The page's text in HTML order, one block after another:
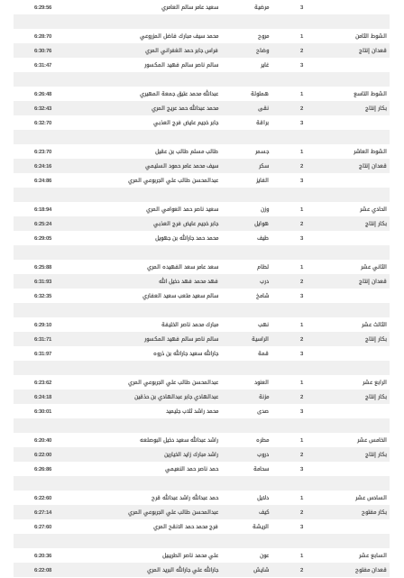
3
مرضية سعيد عامر سالم العامري 6:29:56
الشوط الثامن 1 مروح محمد سيف مبارك فاضل المزروعي
6:28:70
قعدان إنتاج
2 وضاح فراس جابر حمد الغفراني المري
6:30:76
3
غاير سالم ناصر سالم فهيد المكسور 6:31:47
الشوط التاسع 1 هملولة عبدالله محمد عتيق جمعة المهيري
6:26:48
بكار إنتاج
2 نقى محمد عبدالله حمد عريج المري
6:32:43
3
براقة جابر خجيم عايض فرج العذبي 6:32:70
الشوط العاشر 1 جسمر طالب مسلم طالب بن عقيل
6:23:70
قعدان إنتاج
2 سكر سيف محمد عامر حمود السليمي
6:24:16
3
الفايز عبدالمحسن طالب علي الجربوعي المري 6:24:86
الحادي عشر 1 وزن سعيد ناصر حمد العوامي المري
6:18:94
بكار إنتاج
2 هوايل جابر خجيم عايض فرج العذبي
6:25:24
3
طيف محمد حمد جارالله بن جهويل 6:29:05
الثاني عشر 1 لطام سعد عامر سعد الفهيده المري
6:25:88
قعدان إنتاج
2 درب فهد محمد فهد دخيل الله
6:31:93
3
شامخ سالم سعيد متعب سعيد العفاري 6:32:35
الثالث عشر 1 نهب مبارك محمد ناصر الخليفة
6:29:10
بكار إنتاج
2 الراسية سالم ناصر سالم فهيد المكسور
6:31:71
3
قمة جارالله سعيد جارالله بن ذروه 6:31:97
الرابع عشر 1 العنود عبدالمحسن طالب علي الجربوعي المري
6:23:62
بكار إنتاج
2 مزنة عبدالهادي جابر عبدالهادي بن حذقين
6:24:18
3
صدى محمد راشد ثلاب جليميد 6:30:01
الخامس عشر 1 مطره راشد عبدالله سعيد دخيل البوصلعه
6:20:40
بكار إنتاج
2 دروب راشد مبارك زايد الخيارين
6:22:00
3
سحامة حمد ناصر حمد النعيمي 6:26:86
السادس عشر 1 دلايل حمد عبدالله راشد عبدالله قرح
6:22:60
بكار مفتوح
2 كيف عبدالمحسن طالب علي الجربوعي المري
6:27:14
3
الريشة فرج محمد حمد الانقح المري 6:27:60
السابع عشر 1 عون علي محمد ناصر الطريبيل
6:20:36
قعدان مفتوح
2 شايش جارالله علي جارالله البريد المري
6:22:08